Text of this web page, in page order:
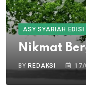
ASY SYARIAH EDISI
Nikmat
BYREDAKSI 17/